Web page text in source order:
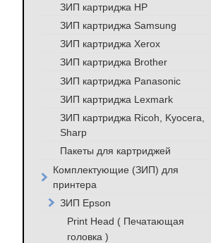
ЗИП картриджа HP
ЗИП картриджа Samsung
ЗИП картриджа Xerox
ЗИП картриджа Brother
ЗИП картриджа Panasonic
ЗИП картриджа Lexmark
ЗИП картриджа Ricoh, Kyocera,
Sharp
Пакеты для картриджей
Комплектующие (ЗИП) для
принтера
ЗИП Epson
Print Head ( Печатающая
головка )